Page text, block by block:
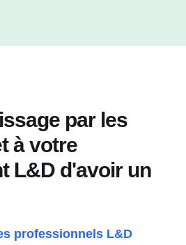
par les
à votre
L&D d'avoir un
professionnels L&D